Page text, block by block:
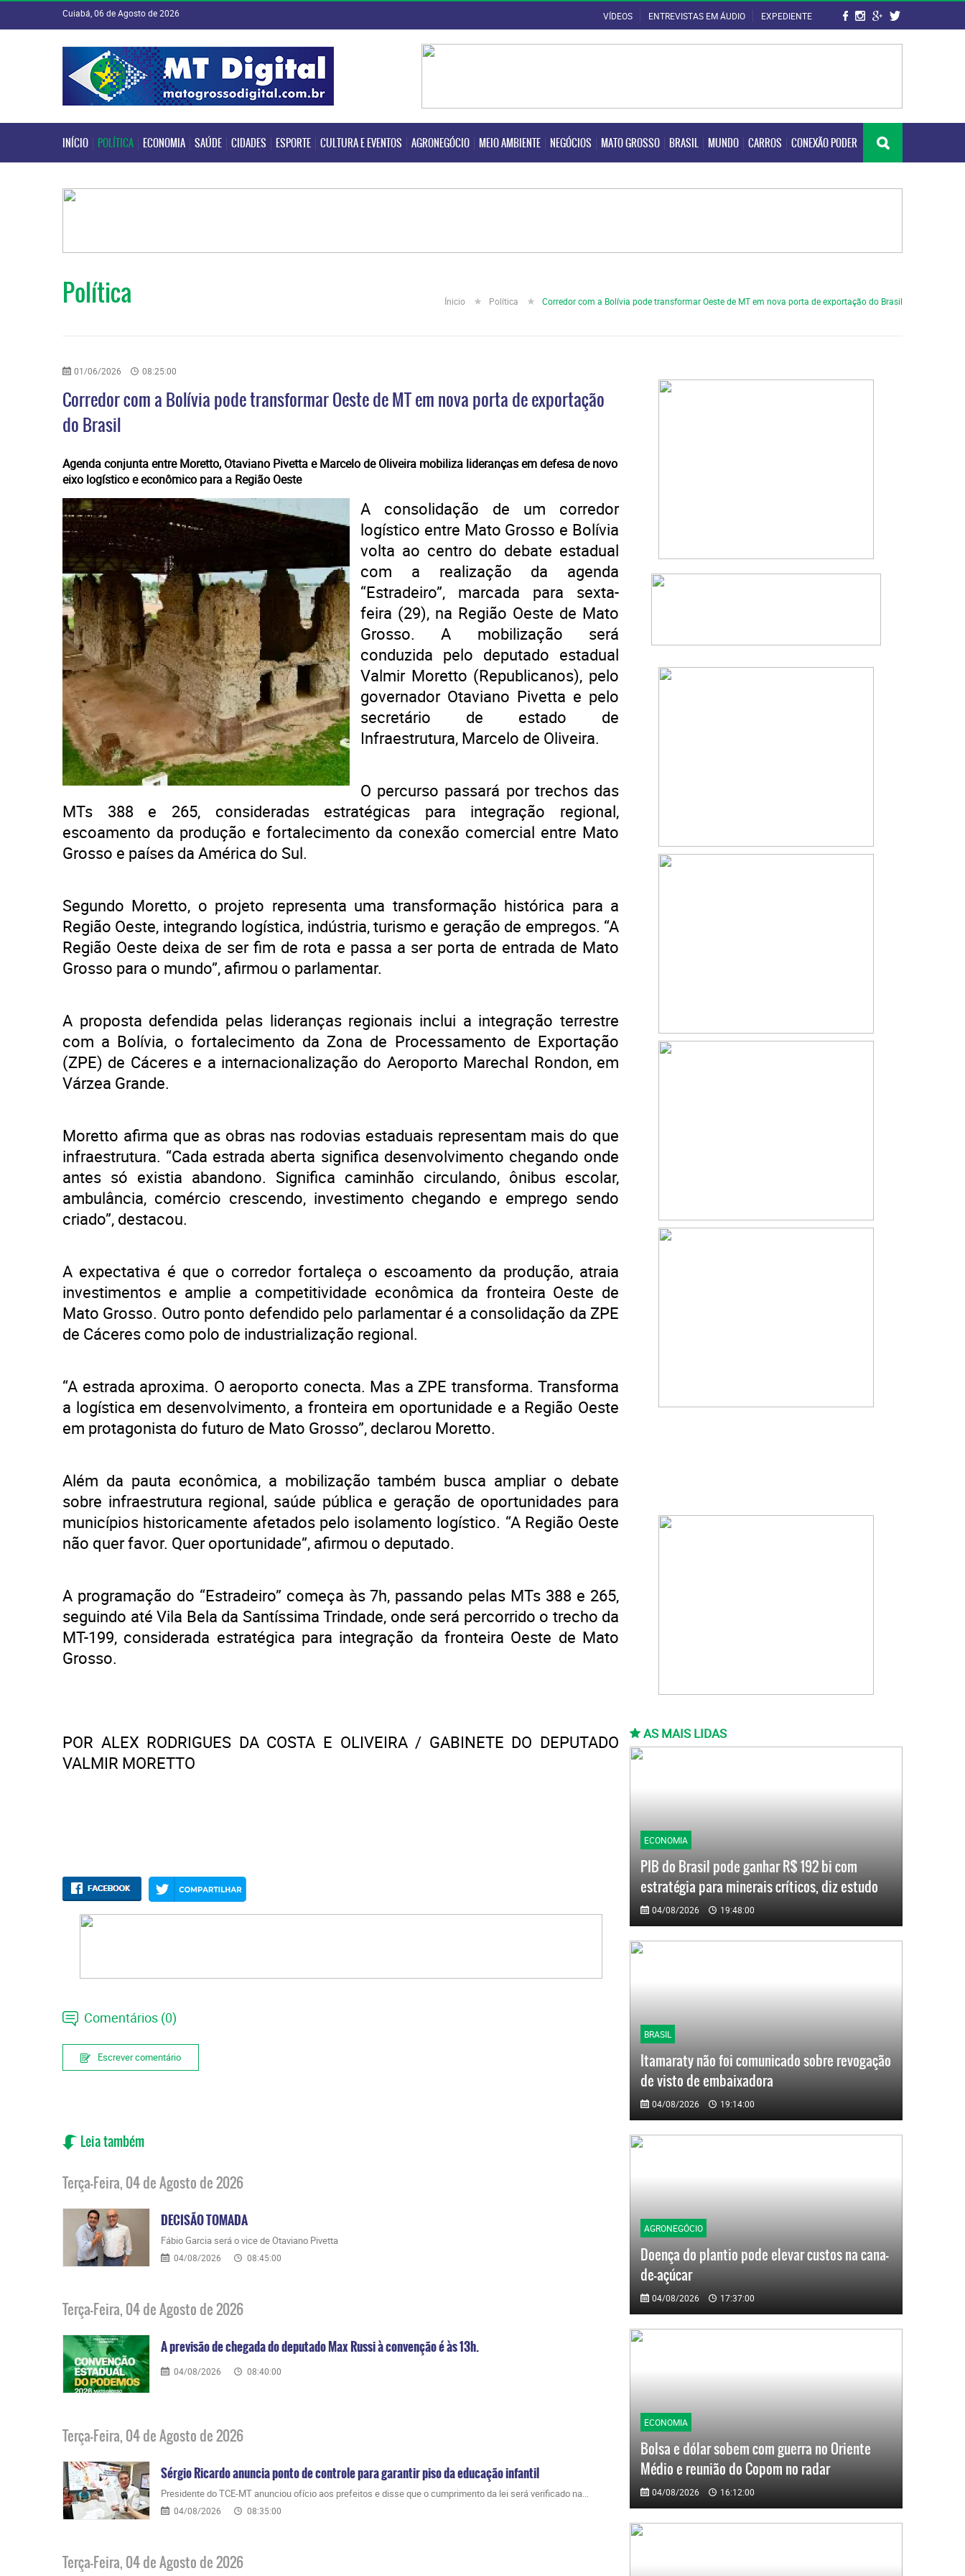
Cuiabá, 06 de Agosto de 2026 VÍDEOS ENTREVISTAS EM ÁUDIO EXPEDIENTE
INÍCIO POLÍTICA ECONOMIA SAÚDE CIDADES ESPORTE CULTURA E EVENTOS AGRONEGÓCIO MEIO AMBIENTE NEGÓCIOS MATO GROSSO BRASIL MUNDO CARROS CONEXÃO PODER
INÍCIO POLÍTICA ECONOMIA MATO GROSSO BRASIL MUNDO CARROS CONEXÃO PODER
Política Ínicio Política Corredor com a Bolívia pode transformar Oeste de MT em nova porta de exportação do Brasil
01/06/2026 08:25:00
Corredor com a Bolívia pode transformar Oeste de MT em nova porta de exportação
do Brasil
​Agenda conjunta entre Moretto, Otaviano Pivetta e Marcelo de Oliveira mobiliza lideranças em defesa de novo
eixo logístico e econômico para a Região Oeste
A consolidação de um corredor
logístico entre Mato Grosso e Bolívia
volta ao centro do debate estadual
com a realização da agenda
“Estradeiro”, marcada para sexta-
feira (29), na Região Oeste de Mato
Grosso. A mobilização será
conduzida pelo deputado estadual
Valmir Moretto (Republicanos), pelo
governador Otaviano Pivetta e pelo
secretário de estado de
Infraestrutura, Marcelo de Oliveira.
O percurso passará por trechos das
MTs 388 e 265, consideradas estratégicas para integração regional,
escoamento da produção e fortalecimento da conexão comercial entre Mato
Grosso e países da América do Sul.
Segundo Moretto, o projeto representa uma transformação histórica para a
Região Oeste, integrando logística, indústria, turismo e geração de empregos. “A
Região Oeste deixa de ser fim de rota e passa a ser porta de entrada de Mato
Grosso para o mundo”, afirmou o parlamentar.
A proposta defendida pelas lideranças regionais inclui a integração terrestre
com a Bolívia, o fortalecimento da Zona de Processamento de Exportação
(ZPE) de Cáceres e a internacionalização do Aeroporto Marechal Rondon, em
Várzea Grande.
Moretto afirma que as obras nas rodovias estaduais representam mais do que
infraestrutura. “Cada estrada aberta significa desenvolvimento chegando onde
antes só existia abandono. Significa caminhão circulando, ônibus escolar,
ambulância, comércio crescendo, investimento chegando e emprego sendo
criado”, destacou.
A expectativa é que o corredor fortaleça o escoamento da produção, atraia
investimentos e amplie a competitividade econômica da fronteira Oeste de
Mato Grosso. Outro ponto defendido pelo parlamentar é a consolidação da ZPE
de Cáceres como polo de industrialização regional.
“A estrada aproxima. O aeroporto conecta. Mas a ZPE transforma. Transforma
a logística em desenvolvimento, a fronteira em oportunidade e a Região Oeste
em protagonista do futuro de Mato Grosso”, declarou Moretto.
Além da pauta econômica, a mobilização também busca ampliar o debate
sobre infraestrutura regional, saúde pública e geração de oportunidades para
municípios historicamente afetados pelo isolamento logístico. “A Região Oeste
não quer favor. Quer oportunidade”, afirmou o deputado.
A programação do “Estradeiro” começa às 7h, passando pelas MTs 388 e 265,
seguindo até Vila Bela da Santíssima Trindade, onde será percorrido o trecho da
MT-199, considerada estratégica para integração da fronteira Oeste de Mato
Grosso.
POR ALEX RODRIGUES DA COSTA E OLIVEIRA / GABINETE DO DEPUTADO
VALMIR MORETTO
Comentários (0)
Escrever comentário
Leia também
Terça-Feira, 04 de Agosto de 2026
DECISÃO TOMADA
Fábio Garcia será o vice de Otaviano Pivetta
04/08/2026 08:45:00
Terça-Feira, 04 de Agosto de 2026
A previsão de chegada do deputado Max Russi à convenção é às 13h.
04/08/2026 08:40:00
Terça-Feira, 04 de Agosto de 2026
Sérgio Ricardo anuncia ponto de controle para garantir piso da educação infantil
Presidente do TCE-MT anunciou ofício aos prefeitos e disse que o cumprimento da lei será verificado na...
04/08/2026 08:35:00
Terça-Feira, 04 de Agosto de 2026
AS MAIS LIDAS
ECONOMIA
PIB do Brasil pode ganhar R$ 192 bi com
estratégia para minerais críticos, diz estudo
04/08/2026 19:48:00
BRASIL
Itamaraty não foi comunicado sobre revogação
de visto de embaixadora
04/08/2026 19:14:00
AGRONEGÓCIO
Doença do plantio pode elevar custos na cana-
de-açúcar
04/08/2026 17:37:00
ECONOMIA
Bolsa e dólar sobem com guerra no Oriente
Médio e reunião do Copom no radar
04/08/2026 16:12:00